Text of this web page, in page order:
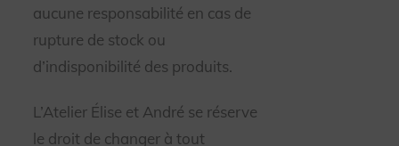
aucune responsabilité en cas de
rupture de stock ou
d’indisponibilité des produits.
L’Atelier Élise et André se réserve
le droit de changer à tout